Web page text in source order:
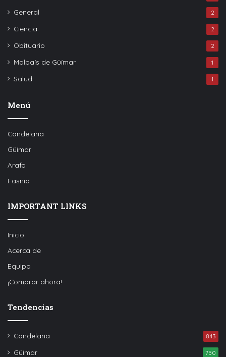
General 2
Ciencia 2
Obituario 2
Malpaís de Güímar 1
Salud 1
Menú
Candelaria
Güímar
Arafo
Fasnia
IMPORTANT LINKS
Inicio
Acerca de
Equipo
¡Comprar ahora!
Tendencias
Candelaria 843
Güímar 750